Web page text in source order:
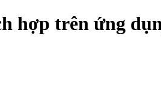
hợp trên ứng